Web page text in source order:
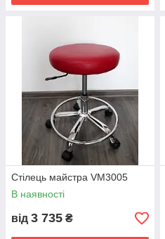
Стілець майстра VM3005
В наявності
від 3 735 ₴